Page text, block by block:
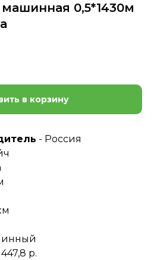
0,5*1430м
в корзину
- Россия
р.